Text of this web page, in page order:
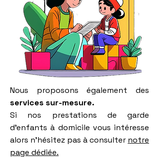
Nous proposons également des
services sur-mesure.
Si nos prestations de garde
d'enfants à domicile vous intéresse
alors n'hésitez pas à consulter notre
page dédiée.